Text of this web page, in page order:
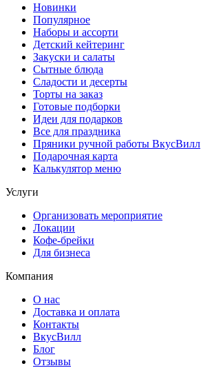
Новинки
Популярное
Наборы и ассорти
Детский кейтеринг
Закуски и салаты
Сытные блюда
Сладости и десерты
Торты на заказ
Готовые подборки
Идеи для подарков
Все для праздника
Пряники ручной работы ВкусВилл
Подарочная карта
Калькулятор меню
Услуги
Организовать мероприятие
Локации
Кофе-брейки
Для бизнеса
Компания
О нас
Доставка и оплата
Контакты
ВкусВилл
Блог
Отзывы